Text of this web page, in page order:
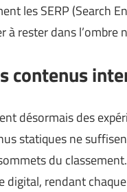
les SERP (Search
rester dans l’ombre
contenus
désormais des
statiques ne
du
digital, rendant